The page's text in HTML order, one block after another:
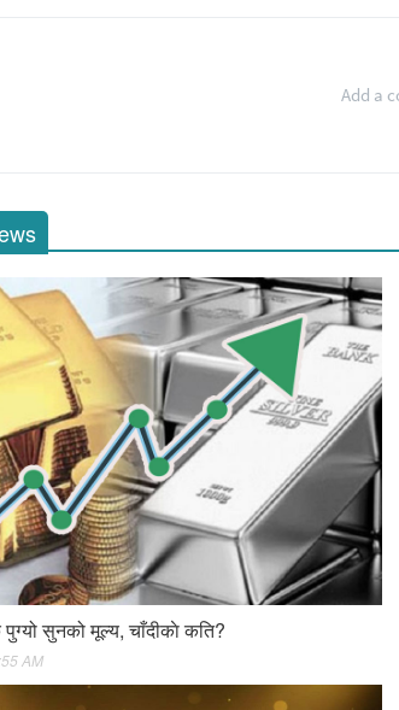
Add a
सुनको मूल्य, चाँदीकाे कति?
AM